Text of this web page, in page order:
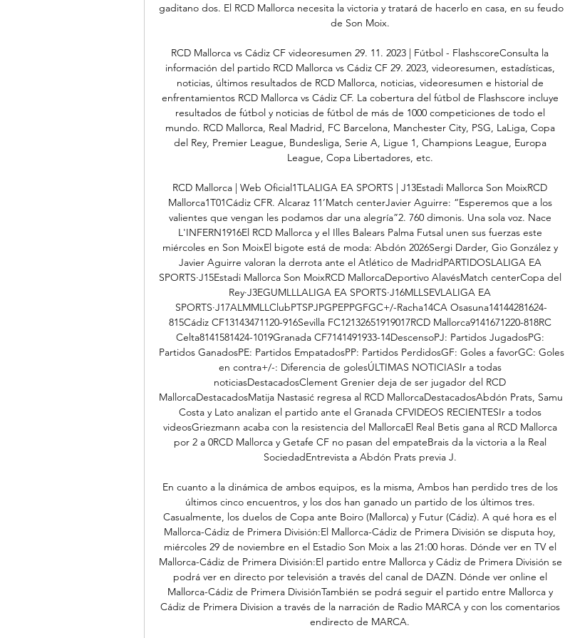
gaditano dos. El RCD Mallorca necesita la victoria y tratará de hacerlo en casa, en su feudo
de Son Moix.
RCD Mallorca vs Cádiz CF videoresumen 29. 11. 2023 | Fútbol - FlashscoreConsulta la
información del partido RCD Mallorca vs Cádiz CF 29. 2023, videoresumen, estadísticas,
noticias, últimos resultados de RCD Mallorca, noticias, videoresumen e historial de
enfrentamientos RCD Mallorca vs Cádiz CF. La cobertura del fútbol de Flashscore incluye
resultados de fútbol y noticias de fútbol de más de 1000 competiciones de todo el
mundo. RCD Mallorca, Real Madrid, FC Barcelona, Manchester City, PSG, LaLiga, Copa
del Rey, Premier League, Bundesliga, Serie A, Ligue 1, Champions League, Europa
League, Copa Libertadores, etc.
RCD Mallorca | Web Oficial1TLALIGA EA SPORTS | J13Estadi Mallorca Son MoixRCD
Mallorca1T01Cádiz CFR. Alcaraz 11’Match centerJavier Aguirre: “Esperemos que a los
valientes que vengan les podamos dar una alegría”2. 760 dimonis. Una sola voz. Nace
L'INFERN1916El RCD Mallorca y el Illes Balears Palma Futsal unen sus fuerzas este
miércoles en Son MoixEl bigote está de moda: Abdón 2026Sergi Darder, Gio González y
Javier Aguirre valoran la derrota ante el Atlético de MadridPARTIDOSLALIGA EA
SPORTS·J15Estadi Mallorca Son MoixRCD MallorcaDeportivo AlavésMatch centerCopa del
Rey·J3EGUMLLLALIGA EA SPORTS·J16MLLSEVLALIGA EA
SPORTS·J17ALMMLLClubPTSPJPGPEPPGFGC+/-Racha14CA Osasuna14144281624-
815Cádiz CF13143471120-916Sevilla FC12132651919017RCD Mallorca9141671220-818RC
Celta8141581424-1019Granada CF7141491933-14DescensoPJ: Partidos JugadosPG:
Partidos GanadosPE: Partidos EmpatadosPP: Partidos PerdidosGF: Goles a favorGC: Goles
en contra+/-: Diferencia de golesÚLTIMAS NOTICIASIr a todas
noticiasDestacadosClement Grenier deja de ser jugador del RCD
MallorcaDestacadosMatija Nastasić regresa al RCD MallorcaDestacadosAbdón Prats, Samu
Costa y Lato analizan el partido ante el Granada CFVIDEOS RECIENTESIr a todos
videosGriezmann acaba con la resistencia del MallorcaEl Real Betis gana al RCD Mallorca
por 2 a 0RCD Mallorca y Getafe CF no pasan del empateBrais da la victoria a la Real
SociedadEntrevista a Abdón Prats previa J.
En cuanto a la dinámica de ambos equipos, es la misma, Ambos han perdido tres de los
últimos cinco encuentros, y los dos han ganado un partido de los últimos tres.
Casualmente, los duelos de Copa ante Boiro (Mallorca) y Futur (Cádiz). A qué hora es el
Mallorca-Cádiz de Primera División:El Mallorca-Cádiz de Primera División se disputa hoy,
miércoles 29 de noviembre en el Estadio Son Moix a las 21:00 horas. Dónde ver en TV el
Mallorca-Cádiz de Primera División:El partido entre Mallorca y Cádiz de Primera División se
podrá ver en directo por televisión a través del canal de DAZN. Dónde ver online el
Mallorca-Cádiz de Primera DivisiónTambién se podrá seguir el partido entre Mallorca y
Cádiz de Primera Division a través de la narración de Radio MARCA y con los comentarios
endirecto de MARCA.